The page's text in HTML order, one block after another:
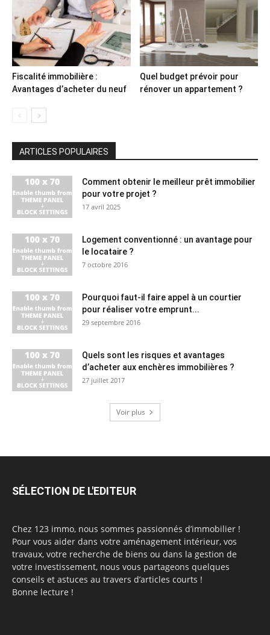
Fiscalité immobilière :
Avantages d’acheter du neuf
Quel budget prévoir pour
rénover un appartement ?
ARTICLES POPULAIRES
Comment obtenir le meilleur prêt immobilier
pour votre projet ?
17 avril 2025
Logement conventionné : un avantage pour
le locataire ?
7 octobre 2016
Pourquoi faut-il faire appel à un courtier
pour réaliser votre emprunt...
29 septembre 2016
Quels sont les risques et avantages
d’acheter aux enchères immobilières ?
27 juillet 2017
Voir plus
SÉLECTION DE L'EDITEUR
Chez 123 immo, nous sommes passionnés d’immobilier !
Pour vous aider dans votre aménagement intérieur, vos
travaux, votre recherche de biens ou dans la gestion de
votre investissement, nous vous partageons quelques
conseils et astuces au travers d’articles courts !
Bonne lecture !